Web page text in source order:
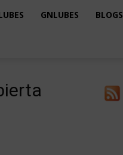
GNLUBES BLOGS